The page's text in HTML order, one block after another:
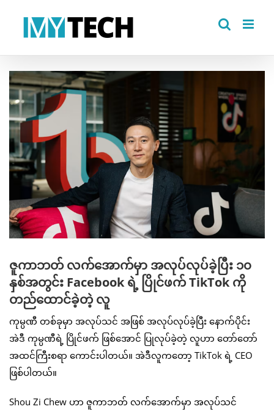
View
Larger
Image
ဇူကာဘတ် လက်အောက်မှာ အလုပ်လုပ်ခဲ့ပြီး ၁၀
နှစ်အတွင်း Facebook ရဲ့ ပြိုင်ဖက် TikTok ကို
တည်ထောင်ခဲ့တဲ့ လူ
ကုမ္ပဏီ တစ်ခုမှာ အလုပ်သင် အဖြစ် အလုပ်လုပ်ခဲ့ပြီး နောက်ပိုင်း
အဲဒီ ကုမ္ပဏီရဲ့ ပြိုင်ဖက် ဖြစ်အောင် ပြုလုပ်ခဲ့တဲ့ လူဟာ တော်တော်
အထင်ကြီးစရာ ကောင်းပါတယ်။ အဲဒီလူကတော့ TikTok ရဲ့ CEO
ဖြစ်ပါတယ်။
Shou Zi Chew ဟာ ဇူကာဘတ် လက်အောက်မှာ အလုပ်သင်